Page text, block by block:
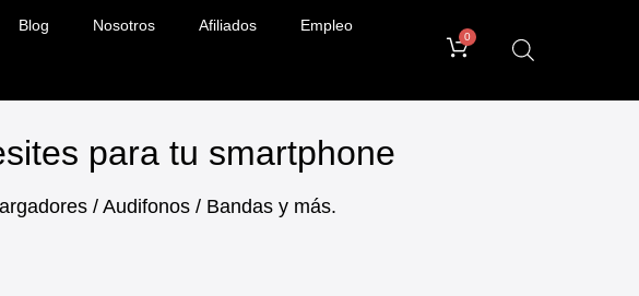
Blog Nosotros Afiliados Empleo
0
para tu smartphone
/ Audifonos / Bandas y más.